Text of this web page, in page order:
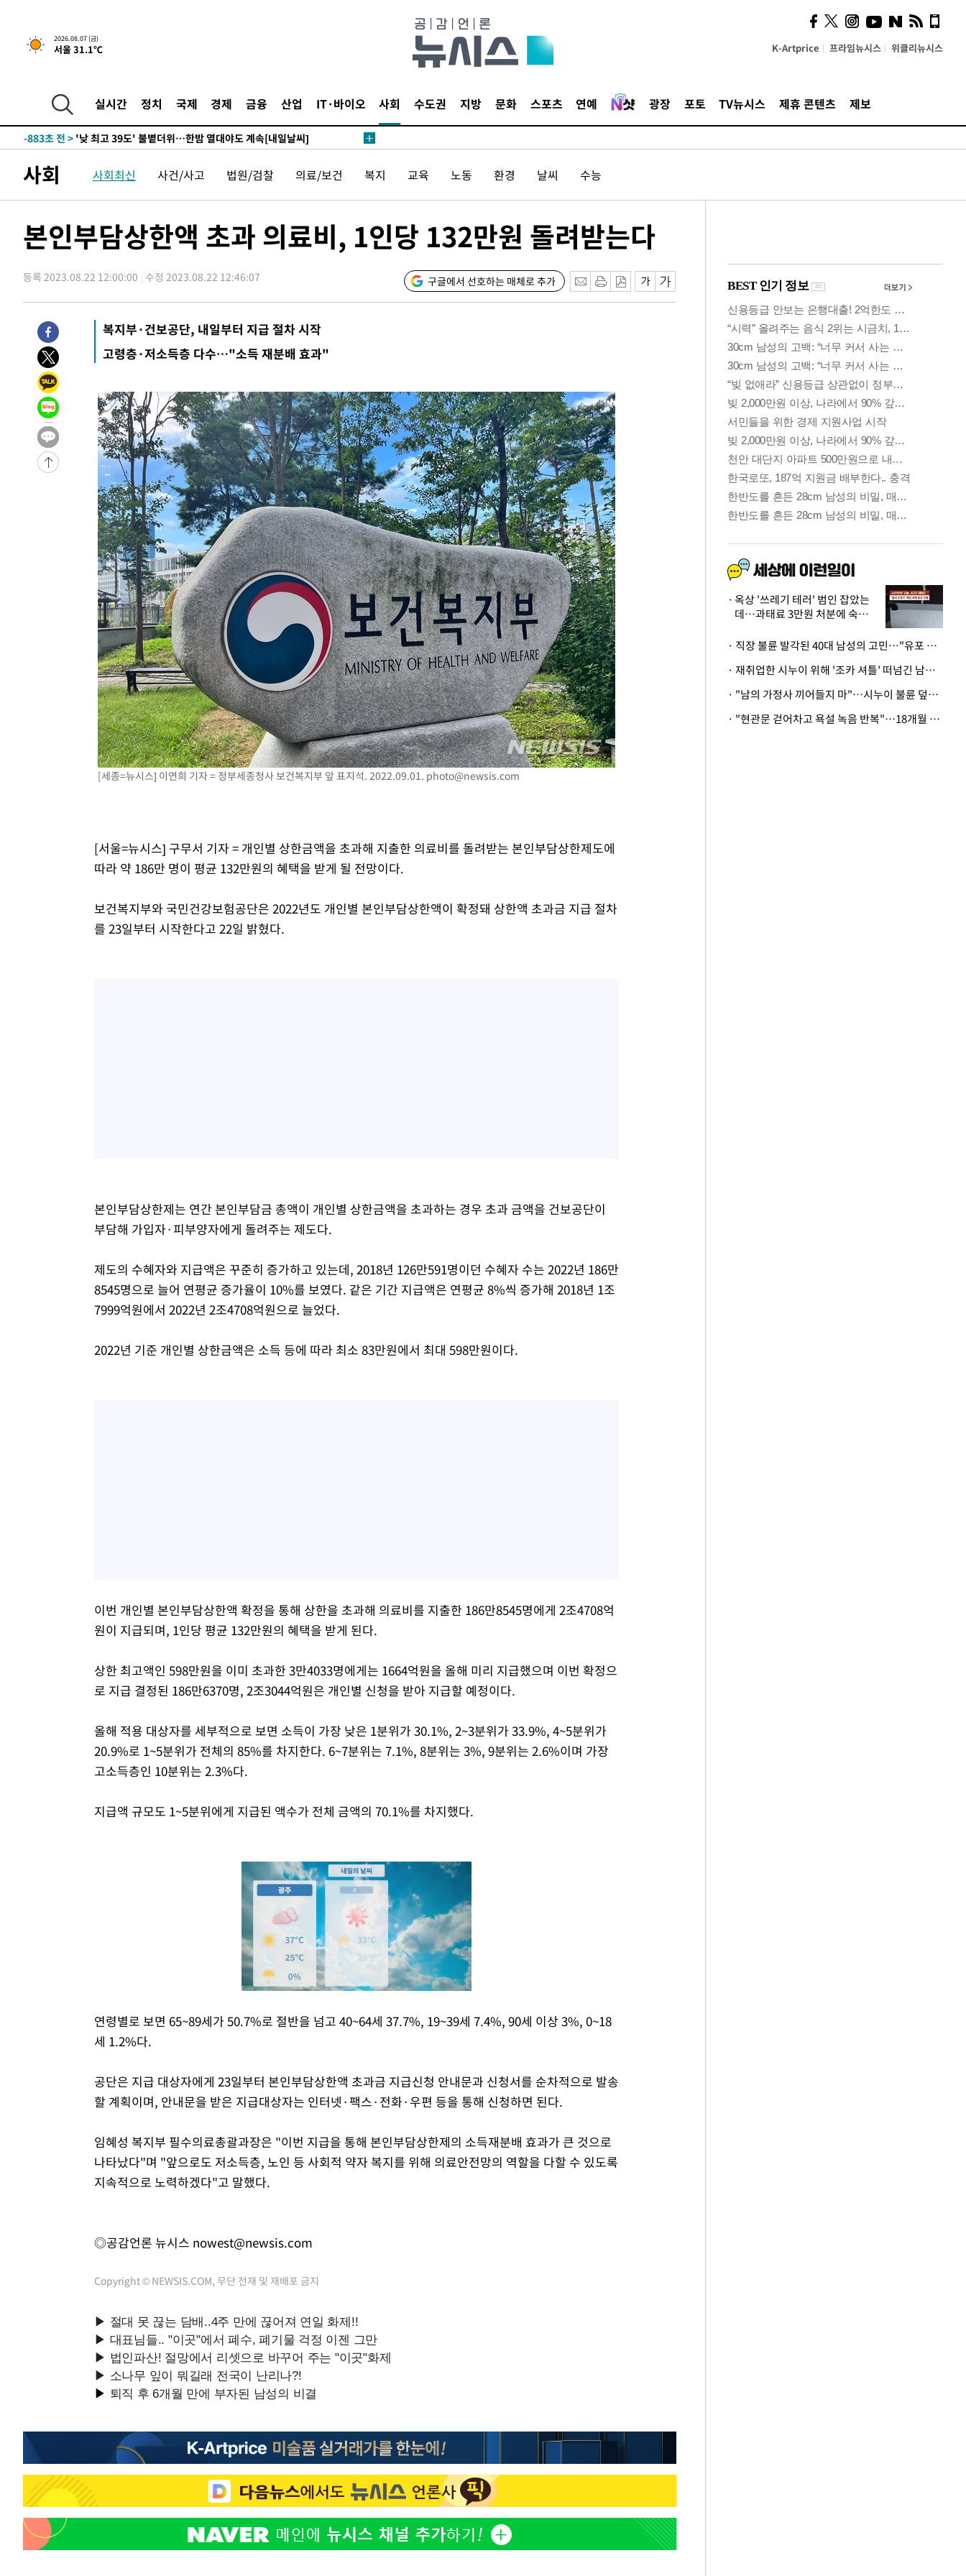
2026.08.07 (금)
서울 31.1℃ K-Artprice 프라임뉴시스 위클리뉴시스
실시간 정치 국제 경제 금융 산업 IT·바이오 사회 수도권 지방 문화 스포츠 연예 광장 포토 TV뉴시스 제휴 콘텐츠 제보
-18307초 전 >경찰, '홍명보는 2순위' 결론냈던 스포츠윤리센터도 압수수색
-3903초 전 >[속보]합참 "北 발사체는 단거리탄도미사일…감시·경계태세 강화"
-2081초 전 >
[속보] SKT, 에이닷 서비스 장애 발생…"원인 파악 중"
-1487초 전 >
-883초 전 > '낮 최고 39도' 불볕더위…한밤 열대야도 계속[내일날씨]
-504초 전 >
"韓 외환시장 개입 관측 배경엔 美의 대한국 무역적자 있어"
-331초 전 >'월드컵 탈락 후폭풍' 축구협회…초유의 압수수색에 '충격·당황'
4분 전 >[속보]종합특검, 대검 추가 압수수색…내란 중요임무종사 혐의
1시간 전 >[속보]코스피, 301.88포인트(4.58%) 내린 6296.38 마감
1시간 전 >[속보]원·달러 환율, 0.7원 내린 1423.8원 마감
1시간 전 >
"여기 떨어졌다"…다누리, 스페이스X 로켓 달 충돌 흔적 포착
2시간 전 >
손흥민, 5경기 연속골 실패…LAFC는 승부차기 끝 과달라하라 격파
4시간 전 >
내일까지 39도 '펄펄'…기상청 "태풍 지나며 폭염 잠시 꺾인다"
-21413초 전 >
-20849초 전 >
[속보] 뉴욕증시, 혼조 출발…나스닥 0.3%↓, 다우 0.14%↑
-19642초 전 >
축구협회, 15년 전 심판 성 접대 파문에 "현재는 내부 지침 준수"
-18327초 전 >
경찰, '홍명보는 2순위' 결론냈던 스포츠윤리센터도 압수수색
-3923초 전 >
[속보]합참 "北 발사체는 단거리탄도미사일…감시·경계태세 강화"
日방위성, 北이 동해로 쏜 발사체는 탄도미사일 가능성
[속보] SKT, 에이닷 서비스 장애 발생…"원인 파악 중"
[속보]합참 "북, 동해상으로 미상 발사체 발사"
'낮 최고 39도' 불볕더위…한밤 열대야도 계속[내일날씨]
[속보]7~9일 프로야구 3연전도 폭염 취소…11일 재개
"韓 외환시장 개입 관측 배경엔 美의 대한국 무역적자 있어"
'월드컵 탈락 후폭풍' 축구협회…초유의 압수수색에 '충격·당황'
서울 낮 37.9도, 올여름 최고치 경신…영등포 순간 '40도'
[속보]종합특검, 대검 추가 압수수색…내란 중요임무종사 혐의
[속보]코스닥, 800p 회복…0.26% 오른 801.67 마감
[속보]코스피, 301.88포인트(4.58%) 내린 6296.38 마감
[속보]원·달러 환율, 0.7원 내린 1423.8원 마감
"여기 떨어졌다"…다누리, 스페이스X 로켓 달 충돌 흔적 포착
손흥민, 5경기 연속골 실패…LAFC는 승부차기 끝 과달라하라 격파
내일까지 39도 '펄펄'…기상청 "태풍 지나며 폭염 잠시 꺾인다"
사회 사회최신 사건/사고 법원/검찰 의료/보건 복지 교육 노동 환경 날씨 수능
본인부담상한액 초과 의료비, 1인당 132만원 돌려받는다
등록 2023.08.22 12:00:00 수정 2023.08.22 12:46:07 구글에서 선호하는 매체로 추가
복지부·건보공단, 내일부터 지급 절차 시작
고령층·저소득층 다수…"소득 재분배 효과"
[세종=뉴시스] 이연희 기자 = 정부세종청사 보건복지부 앞 표지석. 2022.09.01. photo@newsis.com
[서울=뉴시스] 구무서 기자 = 개인별 상한금액을 초과해 지출한 의료비를 돌려받는 본인부담상한제도에
따라 약 186만 명이 평균 132만원의 혜택을 받게 될 전망이다.
보건복지부와 국민건강보험공단은 2022년도 개인별 본인부담상한액이 확정돼 상한액 초과금 지급 절차
를 23일부터 시작한다고 22일 밝혔다.
본인부담상한제는 연간 본인부담금 총액이 개인별 상한금액을 초과하는 경우 초과 금액을 건보공단이
부담해 가입자·피부양자에게 돌려주는 제도다.
제도의 수혜자와 지급액은 꾸준히 증가하고 있는데, 2018년 126만591명이던 수혜자 수는 2022년 186만
8545명으로 늘어 연평균 증가율이 10%를 보였다. 같은 기간 지급액은 연평균 8%씩 증가해 2018년 1조
7999억원에서 2022년 2조4708억원으로 늘었다.
2022년 기준 개인별 상한금액은 소득 등에 따라 최소 83만원에서 최대 598만원이다.
이번 개인별 본인부담상한액 확정을 통해 상한을 초과해 의료비를 지출한 186만8545명에게 2조4708억
원이 지급되며, 1인당 평균 132만원의 혜택을 받게 된다.
상한 최고액인 598만원을 이미 초과한 3만4033명에게는 1664억원을 올해 미리 지급했으며 이번 확정으
로 지급 결정된 186만6370명, 2조3044억원은 개인별 신청을 받아 지급할 예정이다.
올해 적용 대상자를 세부적으로 보면 소득이 가장 낮은 1분위가 30.1%, 2~3분위가 33.9%, 4~5분위가
20.9%로 1~5분위가 전체의 85%를 차지한다. 6~7분위는 7.1%, 8분위는 3%, 9분위는 2.6%이며 가장
고소득층인 10분위는 2.3%다.
지급액 규모도 1~5분위에게 지급된 액수가 전체 금액의 70.1%를 차지했다.
연령별로 보면 65~89세가 50.7%로 절반을 넘고 40~64세 37.7%, 19~39세 7.4%, 90세 이상 3%, 0~18
세 1.2%다.
공단은 지급 대상자에게 23일부터 본인부담상한액 초과금 지급신청 안내문과 신청서를 순차적으로 발송
할 계획이며, 안내문을 받은 지급대상자는 인터넷·팩스·전화·우편 등을 통해 신청하면 된다.
임혜성 복지부 필수의료총괄과장은 "이번 지급을 통해 본인부담상한제의 소득재분배 효과가 큰 것으로
나타났다"며 "앞으로도 저소득층, 노인 등 사회적 약자 복지를 위해 의료안전망의 역할을 다할 수 있도록
지속적으로 노력하겠다"고 말했다.
◎공감언론 뉴시스 nowest@newsis.com
Copyright © NEWSIS.COM, 무단 전재 및 재배포 금지
의견, 국토부·LH에 충실히
전달할 것"
옥상 '쓰레기 테러' 범인 잡았는
데…과태료 3만원 처분에 숙박업
· 직장 불륜 발각된 40대 남성의 고민…"유포 동료 명예훼손·협박죄 고소 가능할까"
· 재취업한 시누이 위해 '조카 셔틀' 떠넘긴 남편…아내 "난 못한다"
· "남의 가정사 끼어들지 마"…시누이 불륜 덮으려는 남편에 억울한 아내
· "현관문 걷어차고 욕설 녹음 반복"…18개월 아기 키우는 집 뒤흔든 '앞집의 비극'